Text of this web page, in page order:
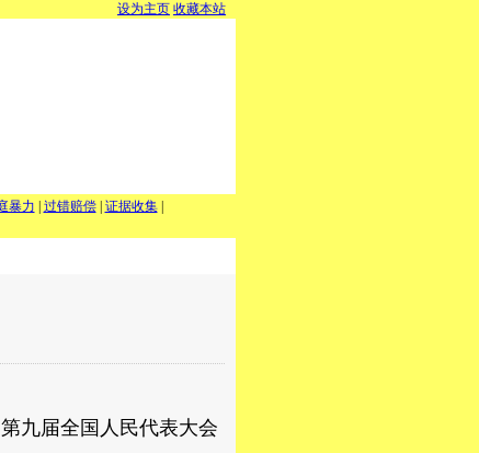
设为主页 收藏本站
暴力 过错赔偿 证据收集
九届全国人民代表大会